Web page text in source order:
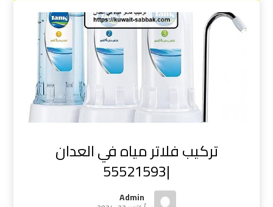
تركيب فلاتر مياه في العدان
|55521593
Admin